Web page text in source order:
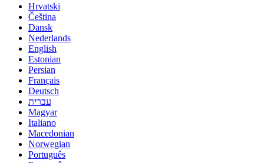
Hrvatski
Čeština
Dansk
Nederlands
English
Estonian
Persian
Français
Deutsch
עברית
Magyar
Italiano
Macedonian
Norwegian
Português